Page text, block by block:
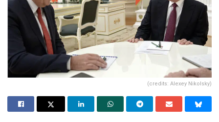
(credits: Alexey Nikolsky)